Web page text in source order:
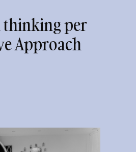
thinking per
Approach